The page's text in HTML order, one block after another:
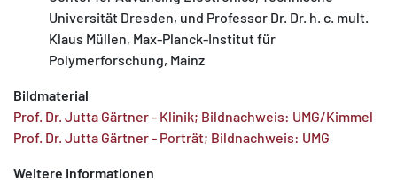
Universität Dresden, und Professor Dr. Dr. h. c. mult.
Klaus Müllen, Max-Planck-Institut für
Polymerforschung, Mainz
Bildmaterial
Prof. Dr. Jutta Gärtner - Klinik; Bildnachweis: UMG/Kimmel
Prof. Dr. Jutta Gärtner - Porträt; Bildnachweis: UMG
Weitere Informationen